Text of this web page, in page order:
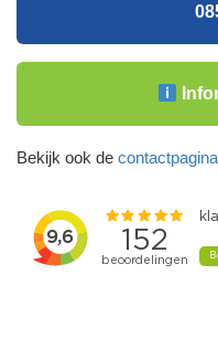
Bekijk ook de contactpagina